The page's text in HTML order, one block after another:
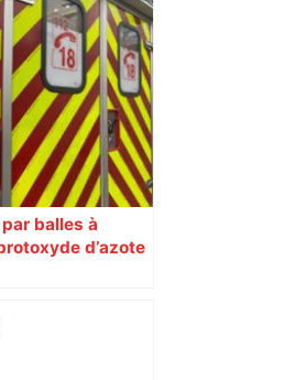
balles à
d’azote